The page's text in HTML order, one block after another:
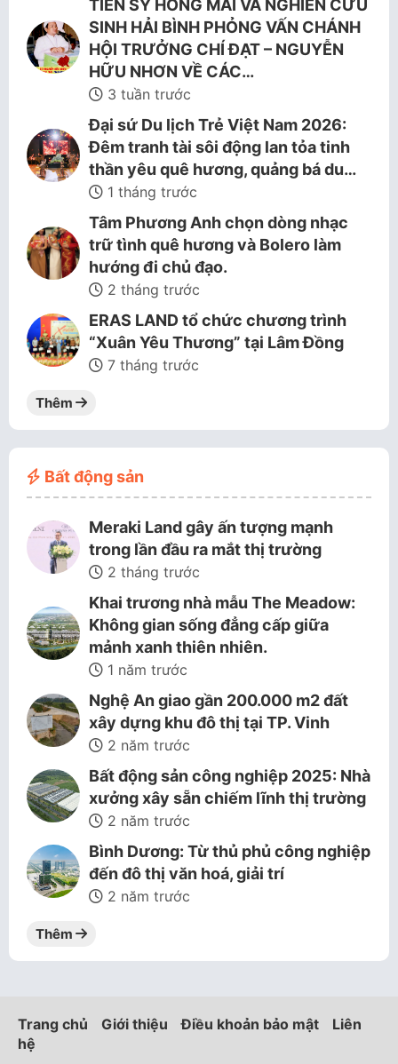
TIẾN SỸ HỒNG MAI VÀ NGHIÊN CỨU
SINH HẢI BÌNH PHỎNG VẤN CHÁNH
HỘI TRƯỞNG CHÍ ĐẠT – NGUYỄN
HỮU NHƠN VỀ CÁC…
3 tuần trước
Đại sứ Du lịch Trẻ Việt Nam 2026:
Đêm tranh tài sôi động lan tỏa tinh
thần yêu quê hương, quảng bá du…
1 tháng trước
Tâm Phương Anh chọn dòng nhạc
trữ tình quê hương và Bolero làm
hướng đi chủ đạo.
2 tháng trước
ERAS LAND tổ chức chương trình
“Xuân Yêu Thương” tại Lâm Đồng
7 tháng trước
Thêm
Bất động sản
Meraki Land gây ấn tượng mạnh
trong lần đầu ra mắt thị trường
2 tháng trước
Khai trương nhà mẫu The Meadow:
Không gian sống đẳng cấp giữa
mảnh xanh thiên nhiên.
1 năm trước
Nghệ An giao gần 200.000 m2 đất
xây dựng khu đô thị tại TP. Vinh
2 năm trước
Bất động sản công nghiệp 2025: Nhà
xưởng xây sẵn chiếm lĩnh thị trường
2 năm trước
Bình Dương: Từ thủ phủ công nghiệp
đến đô thị văn hoá, giải trí
2 năm trước
Thêm
Trang chủ Giới thiệu Điều khoản bảo mật
Liên
hệ